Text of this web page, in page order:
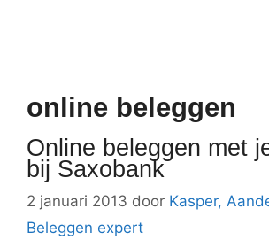
online beleggen
Online beleggen met
bij Saxobank
2 januari 2013 door Kasper,
Beleggen expert